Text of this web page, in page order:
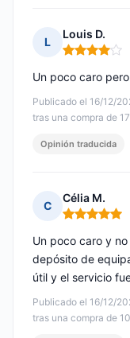
L
Louis D.
Nota: 4 de 5
Publicado el 16/12/
tras una compra de
Un poco caro
Opinión traducida
C
Célia M.
Nota: 5 de 5
Publicado el 16/12/
tras una compra de
Un poco caro y
depósito de
útil y el servicio